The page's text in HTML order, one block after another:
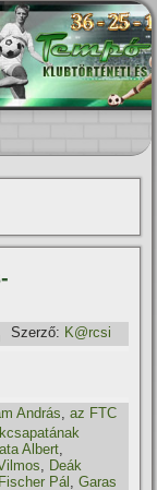
Szerző: K@rcsi
András,az FTC
Albert,
, Deák
Fischer Pál ,Garas